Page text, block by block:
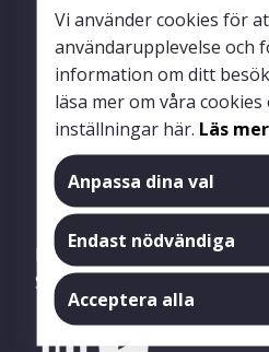
Följ oss
Följ oss på YouTube(filmer
Seminarium) och
Vi använder cookies för
användarupplevelse och
information om ditt
läsa mer om våra
inställningar här. Läs mer
Anpassa dina val
Endast nödvändiga
Acceptera alla